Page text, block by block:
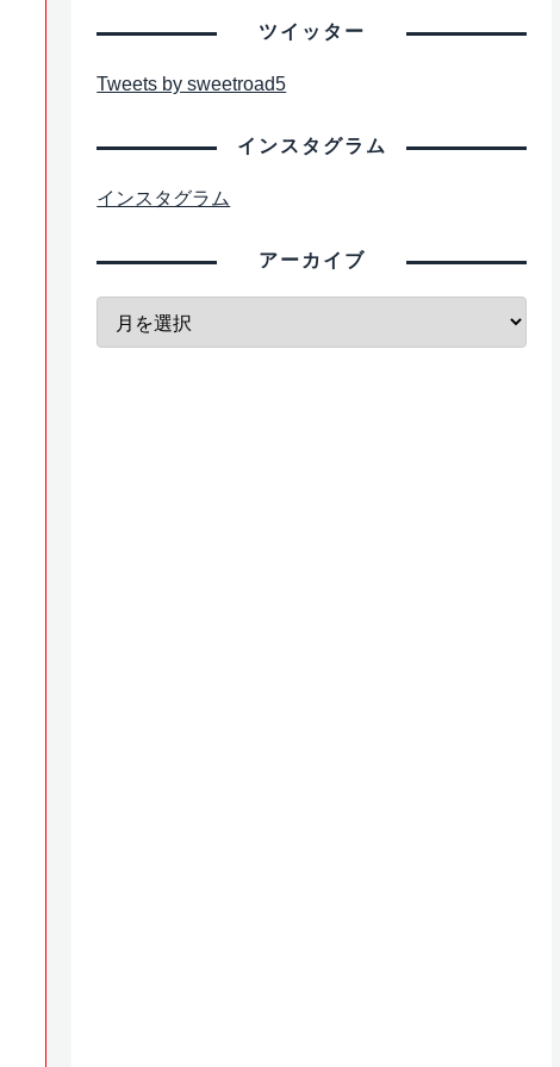
ツイッター
Tweets by sweetroad5
インスタグラム
インスタグラム
アーカイブ